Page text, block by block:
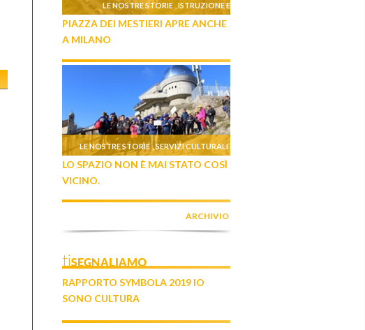
LE NOSTRE STORIE ISTRUZIONE E
FORMAZIONE
PIAZZA DEI MESTIERI APRE ANCHE
A MILANO
LE NOSTRE STORIE ,SERVIZI CULTURALI
LO SPAZIO NON È MAI STATO COSÌ
VICINO.
ARCHIVIO
tiSEGNALIAMO
RAPPORTO SYMBOLA 2019 IO
SONO CULTURA